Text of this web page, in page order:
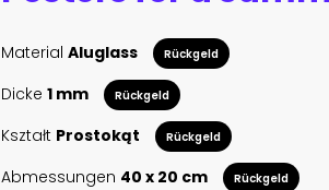
Material Aluglass Rückgeld
Dicke 1 mm Rückgeld
Kształt Prostokąt Rückgeld
Abmessungen 40 x 20 cm Rückgeld